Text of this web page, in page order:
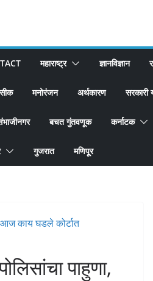
महाराष्ट्र ज्ञानविज्ञान
मनोरंजन अर्थकारण सरकारी
बचत गुंतवणूक कर्नाटक
गुजरात मणिपूर
पाहुणा,